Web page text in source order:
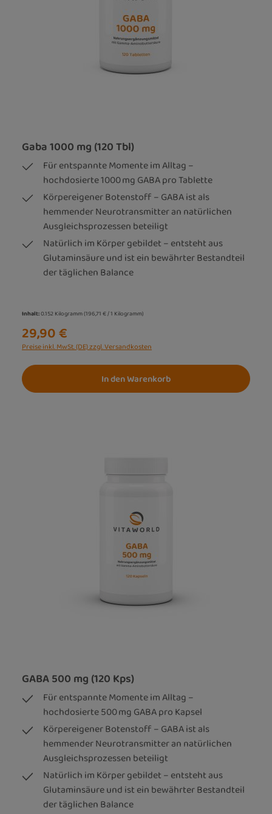
Gaba 1000 mg (120 Tbl)
Für entspannte Momente im Alltag –
hochdosierte 1000 mg GABA pro Tablette
Körpereigener Botenstoff – GABA ist als
hemmender Neurotransmitter an natürlichen
Ausgleichsprozessen beteiligt
Natürlich im Körper gebildet – entsteht aus
Glutaminsäure und ist ein bewährter Bestandteil
der täglichen Balance
Inhalt:0.152 Kilogramm(196,71 € / 1 Kilogramm)
29,90 €
Preise inkl. MwSt. (DE) zzgl. Versandkosten
In den Warenkorb
GABA 500 mg (120 Kps)
Für entspannte Momente im Alltag –
hochdosierte 500 mg GABA pro Kapsel
Körpereigener Botenstoff – GABA ist als
hemmender Neurotransmitter an natürlichen
Ausgleichsprozessen beteiligt
Natürlich im Körper gebildet – entsteht aus
Glutaminsäure und ist ein bewährter Bestandteil
der täglichen Balance